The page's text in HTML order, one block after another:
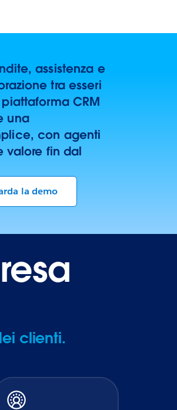
assistenza e
tra esseri
CRM
una
con agenti
valore fin dal
la demo
clienti.